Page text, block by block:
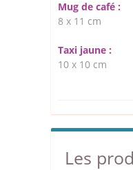
Mug de café :
8 x 11 cm
Taxi jaune :
10 x 10 cm
Les